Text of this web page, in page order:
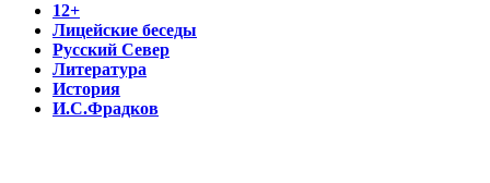
12+
Лицейские беседы
Русский Север
Литература
История
И.С.Фрадков